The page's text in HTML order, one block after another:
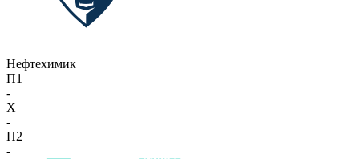
Нефтехимик
П1
-
X
-
П2
-